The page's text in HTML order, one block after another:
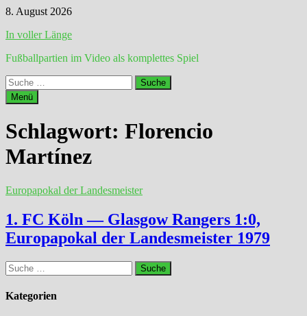
Zum
springen
8. August 2026
In voller Länge
Fußballpartien im Video als komplettes Spiel
Suche
nach:
Menü
Schlagwort: Florencio
Martínez
Europapokal der Landesmeister
1. FC Köln — Glasgow Rangers 1:0,
Europapokal der Landesmeister 1979
Suche
nach:
Kategorien